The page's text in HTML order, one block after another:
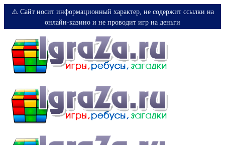
⚠️ Сайт носит информационный характер, не содержит ссылки на
онлайн-казино и не проводит игр на деньги